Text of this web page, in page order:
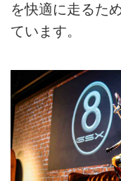
を快適に走るた
ています。